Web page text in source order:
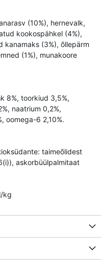
(10%), hernevalk,
kookospähkel (4%),
kanamaks (3%), õllepärm
(1%), munakoore
8%, toorkiud 3,5%,
naatrium 0,2%,
oomega-6 2,10%.
taimeõlidest
askorbüülpalmitaat
kg